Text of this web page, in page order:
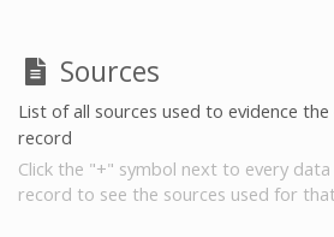
Sources
List of all sources used to evidence
record
Click the "+" symbol next to every
record to see the sources used for